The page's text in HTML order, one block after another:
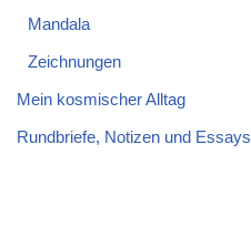
Mandala
Zeichnungen
Mein kosmischer Alltag
Rundbriefe, Notizen und Essays